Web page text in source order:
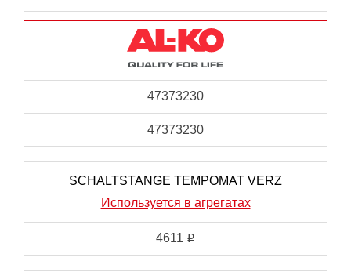
47373230
47373230
SCHALTSTANGE TEMPOMAT VERZ
Используется в агрегатах
4611 i